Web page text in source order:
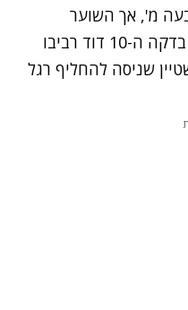
מ', אך השוער
הקרואטי שלח רגל והדף לקרן. בדקה ה-10 דוד רביבו
שניסה להחליף רגל